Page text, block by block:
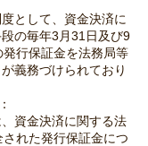
として、資金決済に
の毎年3月31日及び9
行保証金を法務局等
義務づけられており
資金決済に関する法
れた発行保証金につ